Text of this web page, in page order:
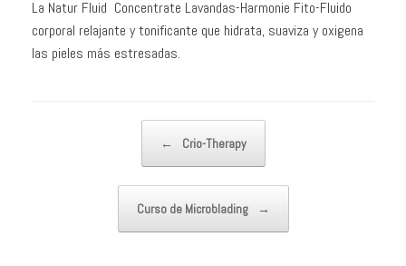
La Natur Fluid Concentrate Lavandas-Harmonie Fito-Fluido
corporal relajante y tonificante que hidrata, suaviza y oxigena
las pieles más estresadas.
← Crio-Therapy
Curso de Microblading →